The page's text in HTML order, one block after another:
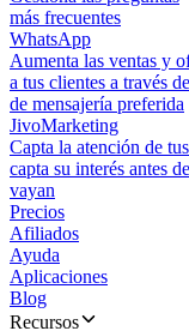
más frecuentes
WhatsApp
Aumenta las ventas y
a tus clientes a través
de mensajería preferida
JivoMarketing
Capta la atención de
capta su interés antes
vayan
Precios
Afiliados
Ayuda
Aplicaciones
Blog
Recursos